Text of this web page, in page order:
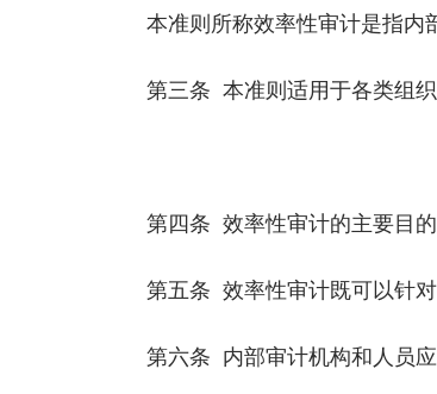
本准则所称效率性审计是指内部
第三条 本准则适用于各类组织
第四条 效率性审计的主要目的
第五条 效率性审计既可以针对
第六条 内部审计机构和人员应